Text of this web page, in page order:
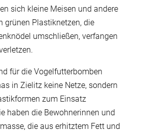
sich kleine Meisen und andere
grünen Plastiknetzen, die
umschließen, verfangen
für die Vogelfutterbomben
in Zielitz keine Netze, sondern
zum Einsatz
haben die Bewohnerinnen und
die aus erhitztem Fett und